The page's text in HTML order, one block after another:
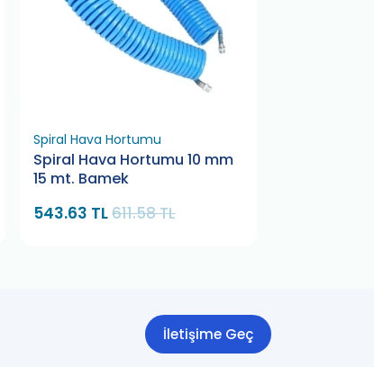
Spiral Hava Hortumu
Spiral Hava Hortumu 10 mm
15 mt. Bamek
543.63 TL611.58 TL
İletişime Geç